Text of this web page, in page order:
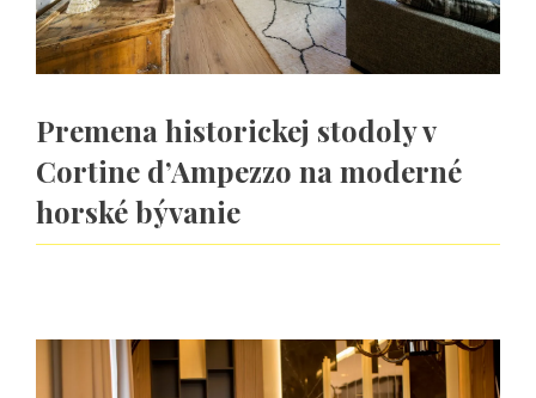
Premena historickej stodoly v
Cortine d’Ampezzo na moderné
horské bývanie